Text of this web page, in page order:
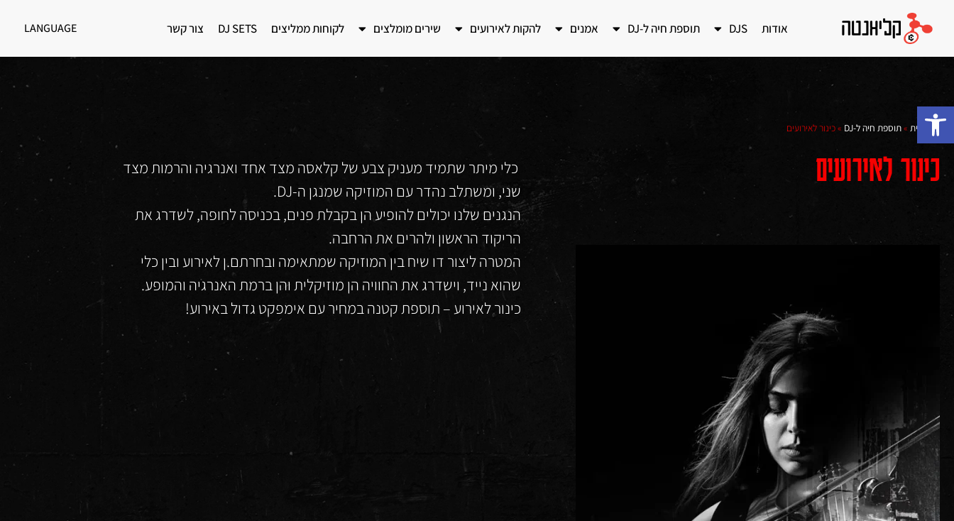
אודות DJS תוספת חיה ל-DJ אמנים להקות לאירועים שירים מומלצים לקוחות ממליצים DJ SETS צור קשר LANGUAGE
דף הבית »תוספת חיה ל-DJ »כינור לאירועים
כינור לאירועים
כלי מיתר שתמיד מעניק צבע של קלאסה מצד אחד ואנרגיה והרמות מצד
שני, ומשתלב נהדר עם המוזיקה שמנגן ה-DJ.
הנגנים שלנו יכולים להופיע הן בקבלת פנים, בכניסה לחופה, לשדרג את
הריקוד הראשון ולהרים את הרחבה.
המטרה ליצור דו שיח בין המוזיקה שמתאימה ובחרתם.ן לאירוע ובין כלי
שהוא נייד, וישדרג את החוויה הן מוזיקלית והן ברמת האנרגיה והמופע.
כינור לאירוע – תוספת קטנה במחיר עם אימפקט גדול באירוע!
פתח סרגל נגישות